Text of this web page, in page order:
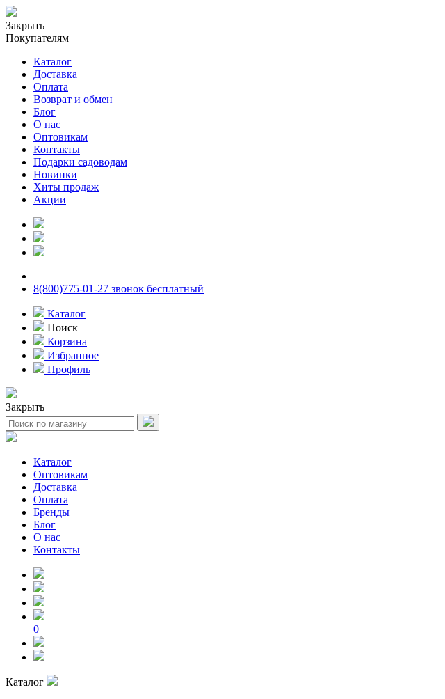
Закрыть
Покупателям
Каталог
Доставка
Оплата
Возврат и обмен
Блог
О нас
Оптовикам
Контакты
Подарки садоводам
Новинки
Хиты продаж
Акции
8(800)775-01-27 звонок бесплатный
Каталог
Поиск
Корзина
Избранное
Профиль
Закрыть
Каталог
Оптовикам
Доставка
Оплата
Бренды
Блог
О нас
Контакты
0
Каталог